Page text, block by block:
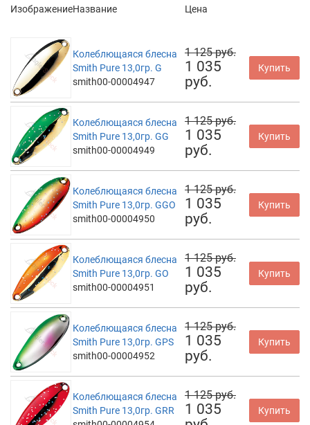
ИзображениеНазвание Цена
Колеблющаяся блесна
Smith Pure 13,0гр. G
smith00-00004947
1 125 руб.
1 035
руб.
Купить
Колеблющаяся блесна
Smith Pure 13,0гр. GG
smith00-00004949
1 125 руб.
1 035
руб.
Купить
Колеблющаяся блесна
Smith Pure 13,0гр. GGO
smith00-00004950
1 125 руб.
1 035
руб.
Купить
Колеблющаяся блесна
Smith Pure 13,0гр. GO
smith00-00004951
1 125 руб.
1 035
руб.
Купить
Колеблющаяся блесна
Smith Pure 13,0гр. GPS
smith00-00004952
1 125 руб.
1 035
руб.
Купить
Колеблющаяся блесна
Smith Pure 13,0гр. GRR
1 125 руб.
1 035
Купить